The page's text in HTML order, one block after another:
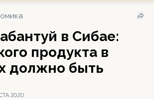
в Сибае:
продукта в
должно быть
2020